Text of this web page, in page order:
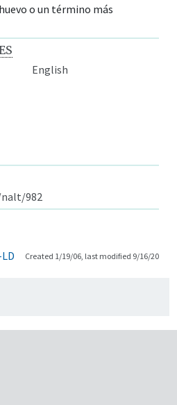
o un término más
English
982
Created 1/19/06, last modified 9/16/20